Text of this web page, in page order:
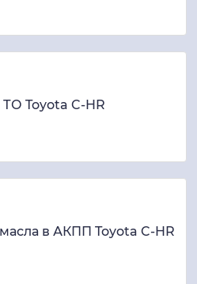
Toyota C-HR
в АКПП Toyota C-HR